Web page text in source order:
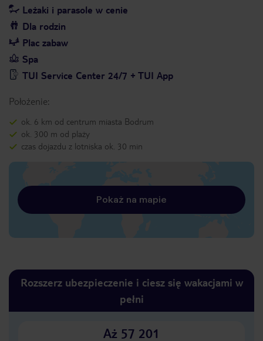
Leżaki i parasole w cenie
Dla rodzin
Plac zabaw
Spa
TUI Service Center 24/7 + TUI App
Położenie:
ok. 6 km od centrum miasta Bodrum
ok. 300 m od plaży
czas dojazdu z lotniska ok. 30 min
Pokaż na mapie
Rozszerz ubezpieczenie i ciesz się wakacjami w
pełni
Aż 57 201